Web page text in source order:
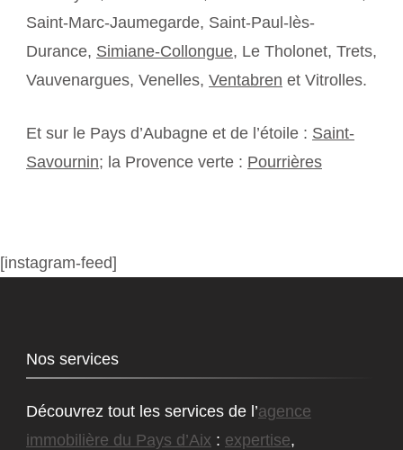
Saint-Marc-Jaumegarde, Saint-Paul-lès-
Durance, Simiane-Collongue, Le Tholonet, Trets,
Vauvenargues, Venelles, Ventabren et Vitrolles.
Et sur le Pays d’Aubagne et de l’étoile : Saint-
Savournin; la Provence verte : Pourrières
[instagram-feed]
Nos services
Découvrez tout les services de l’agence
immobilière du Pays d’Aix : expertise,